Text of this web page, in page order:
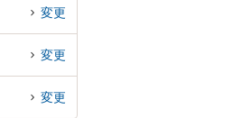
変更
変更
変更